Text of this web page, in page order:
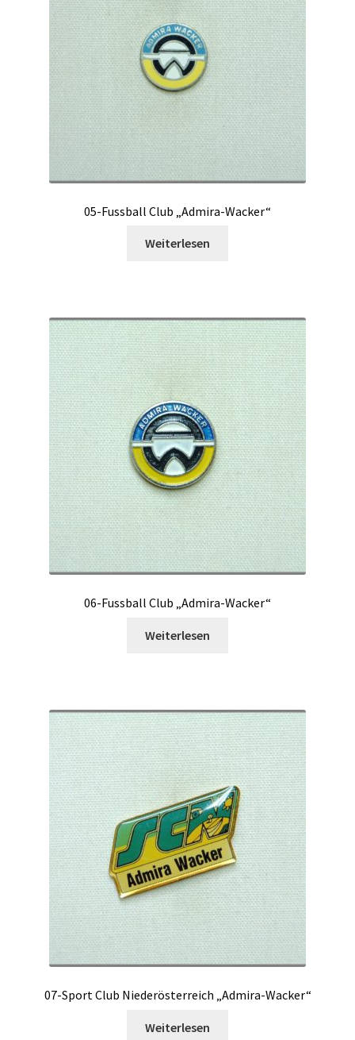
05-Fussball Club „Admira-Wacker“
Weiterlesen
06-Fussball Club „Admira-Wacker“
Weiterlesen
07-Sport Club Niederösterreich „Admira-Wacker“
Weiterlesen